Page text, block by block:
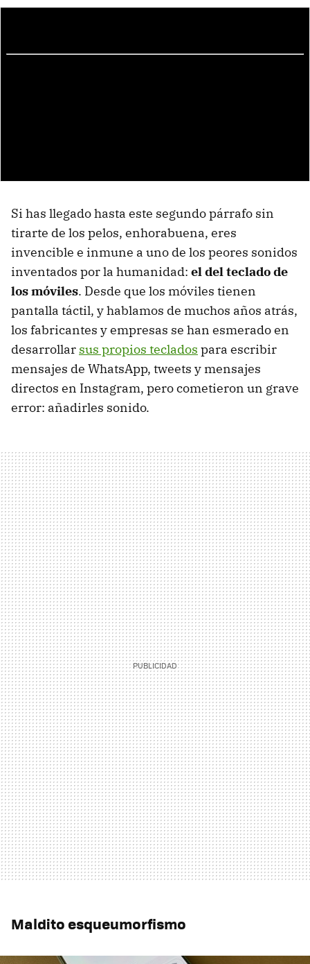
Si has llegado hasta este segundo párrafo sin
tirarte de los pelos, enhorabuena, eres
invencible e inmune a uno de los peores sonidos
inventados por la humanidad: el del teclado de
los móviles. Desde que los móviles tienen
pantalla táctil, y hablamos de muchos años atrás,
los fabricantes y empresas se han esmerado en
desarrollar sus propios teclados para escribir
mensajes de WhatsApp, tweets y mensajes
directos en Instagram, pero cometieron un grave
error: añadirles sonido.
Maldito esqueumorfismo